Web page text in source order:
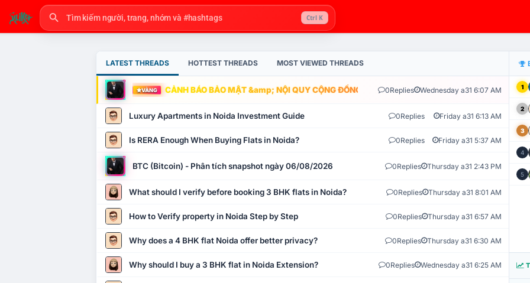
Ctrl K
LATEST THREADS HOTTEST THREADS MOST VIEWED THREADS
VÀNG CẢNH BÁO BẢO MẬT &amp; NỘI QUY CỘNG ĐỒNG VLIKE.VN: HỆ THỐNG GIÁM SÁT TỰ
0Replies Wednesday a31 6:07 AM
Luxury Apartments in Noida Investment Guide 0Replies Friday a31 6:13 AM
Is RERA Enough When Buying Flats in Noida? 0Replies Friday a31 5:37 AM
BTC (Bitcoin) - Phân tích snapshot ngày 06/08/2026 0Replies Thursday a31 2:43 PM
What should I verify before booking 3 BHK flats in Noida? 0Replies Thursday a31 8:01 AM
How to Verify property in Noida Step by Step 0Replies Thursday a31 6:57 AM
Why does a 4 BHK flat Noida offer better privacy? 0Replies Thursday a31 6:30 AM
Why should I buy a 3 BHK flat in Noida Extension? 0Replies Wednesday a31 6:25 AM
1
2
3
4
5